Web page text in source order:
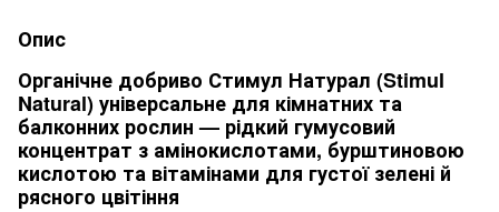
Опис
Органічне добриво Стимул Натурал (Stimul
Natural) універсальне для кімнатних та
балконних рослин — рідкий гумусовий
концентрат з амінокислотами, бурштиновою
кислотою та вітамінами для густої зелені й
рясного цвітіння